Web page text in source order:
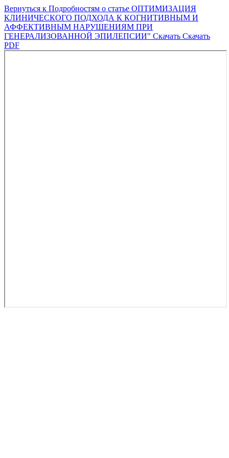
Вернуться к Подробностям о статье ОПТИМИЗАЦИЯ
КЛИНИЧЕСКОГО ПОДХОДА К КОГНИТИВНЫМ И
АФФЕКТИВНЫМ НАРУШЕНИЯМ ПРИ
ГЕНЕРАЛИЗОВАННОЙ ЭПИЛЕПСИИ" Скачать Скачать
PDF